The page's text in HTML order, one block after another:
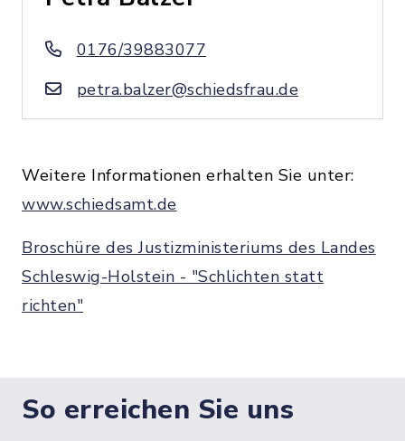
0176/39883077
petra.balzer@schiedsfrau.de
Weitere Informationen erhalten Sie unter:
www.schiedsamt.de
Broschüre des Justizministeriums des Landes
Schleswig-Holstein - "Schlichten statt
richten"
So erreichen Sie uns